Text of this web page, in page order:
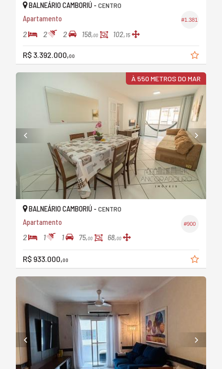
#1.381
BALNEÁRIO CAMBORIÚ - CENTRO
Apartamento
2 2 2 158,00 102,15
R$ 3.392.000,00
À 550 METROS DO MAR
#900
BALNEÁRIO CAMBORIÚ - CENTRO
Apartamento
2 1 1 75,00 68,00
R$ 933.000,00